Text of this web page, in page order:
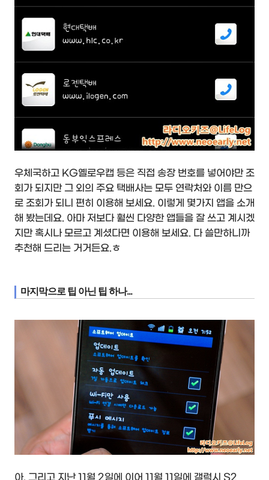
우체국하고 KG옐로우캡 등은 직접 송장 번호를 넣어야만 조
회가 되지만 그 외의 주요 택배사는 모두 연락처와 이름 만으
로 조회가 되니 편히 이용해 보세요. 이렇게 몇가지 앱을 소개
해 봤는데요. 아마 저보다 훨씬 다양한 앱들을 잘 쓰고 계시겠
지만 혹시나 모르고 계셨다면 이용해 보세요. 다 쓸만하니까
추천해 드리는 거거든요.ㅎ
마지막으로 팁 아닌 팁 하나...
아, 그리고 지난 11월 2일에 이어 11월 11일에 갤럭시 S2